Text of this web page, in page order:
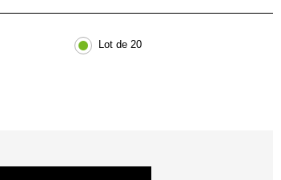
Lot de 20